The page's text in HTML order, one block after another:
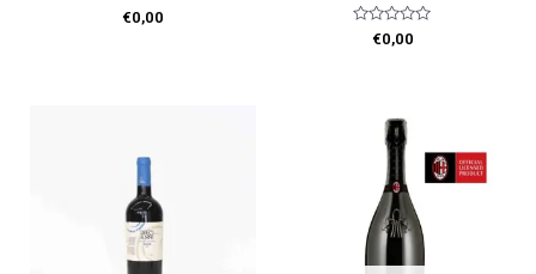
Valutato
€0,00
Valutato
€0,00